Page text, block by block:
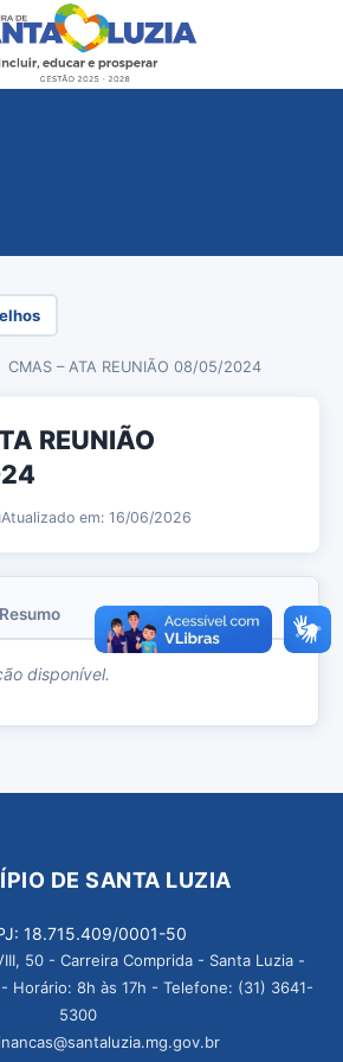
CMAS – ATA REUNIÃO 08/05/2024
REUNIÃO
Atualizado em: 16/06/2026
Resumo Anexos
disponível.
DE SANTA LUZIA
18.715.409/0001-50
50 - Carreira Comprida - Santa Luzia -
Horário: 8h às 17h - Telefone: (31) 3641-
5300